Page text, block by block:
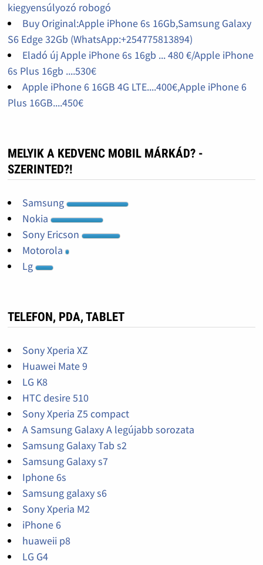
kiegyensúlyozó robogó
Buy Original:Apple iPhone 6s 16Gb,Samsung Galaxy
S6 Edge 32Gb (WhatsApp:+254775813894)
Eladó új Apple iPhone 6s 16gb ... 480 €/Apple iPhone
6s Plus 16gb ....530€
Apple iPhone 6 16GB 4G LTE....400€,Apple iPhone 6
Plus 16GB....450€
MELYIK A KEDVENC MOBIL MÁRKÁD? -
SZERINTED?!
Samsung
Nokia
Sony Ericson
Motorola
Lg
TELEFON, PDA, TABLET
Sony Xperia XZ
Huawei Mate 9
LG K8
HTC desire 510
Sony Xperia Z5 compact
A Samsung Galaxy A legújabb sorozata
Samsung Galaxy Tab s2
Samsung Galaxy s7
Iphone 6s
Samsung galaxy s6
Sony Xperia M2
iPhone 6
huaweii p8
LG G4